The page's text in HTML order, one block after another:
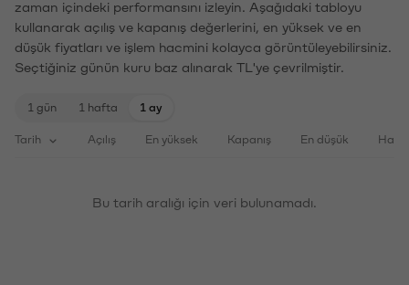
zaman içindeki performansını izleyin. Aşağıdaki tabloyu
kullanarak açılış ve kapanış değerlerini, en yüksek ve en
düşük fiyatları ve işlem hacmini kolayca görüntüleyebilirsiniz.
Seçtiğiniz günün kuru baz alınarak TL'ye çevrilmiştir.
1 gün 1 hafta 1 ay
Tarih Açılış En yüksek Kapanış En düşük
Bu tarih aralığı için veri bulunamadı.